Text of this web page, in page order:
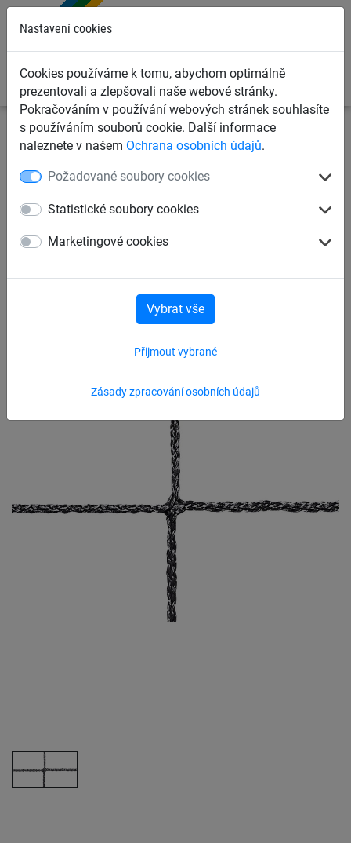
Nastavení cookies
Cookies používáme k tomu, abychom optimálně
prezentovali a zlepšovali naše webové stránky.
Pokračováním v používání webových stránek souhlasíte
s používáním souborů cookie. Další informace
naleznete v našem Ochrana osobních údajů.
Požadované soubory cookies
Statistické soubory cookies
Marketingové cookies
Zásady zpracování osobních údajů
Přijmout vybrané
Vybrat vše
Ochranné sítě a plachty
Kontejnerové sítě a plachty pro
Krycí sítě, PP 1,8 mm, oko 30
mm